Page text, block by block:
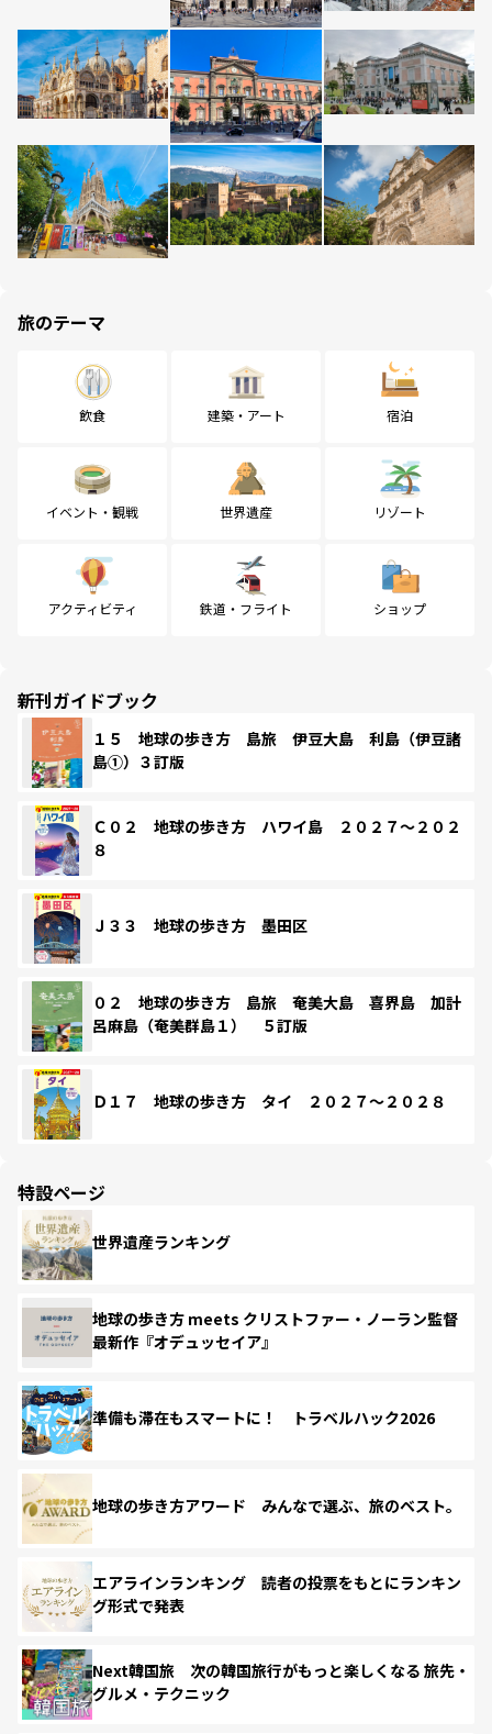
旅のテーマ
飲食 建築・アート 宿泊
イベント・観戦 世界遺産 リゾート
アクティビティ 鉄道・フライト ショップ
新刊ガイドブック
１５ 地球の歩き方 島旅 伊豆大島 利島（伊豆諸
島①）３訂版
Ｃ０２ 地球の歩き方 ハワイ島 ２０２７～２０２
８
Ｊ３３ 地球の歩き方 墨田区
０２ 地球の歩き方 島旅 奄美大島 喜界島 加計
呂麻島（奄美群島１） ５訂版
Ｄ１７ 地球の歩き方 タイ ２０２７～２０２８
特設ページ
世界遺産ランキング
地球の歩き方 meets クリストファー・ノーラン監督
最新作『オデュッセイア』
準備も滞在もスマートに！ トラベルハック2026
地球の歩き方アワード みんなで選ぶ、旅のベスト。
エアラインランキング 読者の投票をもとにランキン
グ形式で発表
Next韓国旅 次の韓国旅行がもっと楽しくなる 旅先・
グルメ・テクニック